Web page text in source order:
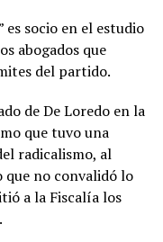
es socio en el estudio
abogados que
del partido.
de De Loredo en la
que tuvo una
radicalismo, al
no convalidó lo
a la Fiscalía los